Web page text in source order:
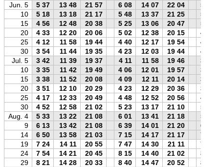
Jun. 5
5 37 13 48 21 57 6 08 14 07 22 04
5 45
10
5 18 13 18 21 17 5 48 13 37 21 25
5 27
15
4 56 12 48 20 38 5 25 13 06 20 47
5 05
20
4 33 12 20 20 06 5 02 12 38 20 15
4 42
25
4 12 11 58 19 44 4 40 12 17 19 54
4 21
30
3 54 11 44 19 35 4 23 12 03 19 44
4 03
Jul. 5
3 42 11 39 19 37 4 11 11 58 19 46
3 50
10
3 35 11 42 19 49 4 06 12 01 19 57
3 44
15
3 38 11 52 20 08 4 09 12 11 20 14
3 46
20
3 51 12 10 20 29 4 23 12 29 20 36
3 59
25
4 17 12 33 20 49 4 48 12 52 20 56
4 25
30
4 52 12 58 21 02 5 23 13 17 21 10
5 01
Aug. 4
5 33 13 22 21 08 6 01 13 41 21 18
5 42
9
6 13 13 42 21 08 6 39 14 01 21 20
6 23
14
6 50 13 58 21 03 7 15 14 17 21 17
7 01
19
7 24 14 11 20 55 7 47 14 30 21 11
7 36
24
7 54 14 21 20 45 8 15 14 40 21 02
8 07
29
8 21 14 28 20 33 8 40 14 47 20 52
8 34